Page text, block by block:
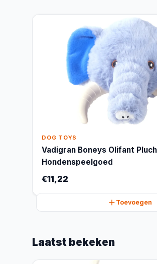
DOG TOYS
Vadigran Boneys Olifant
Hondenspeelgoed
€11,22
Toevoegen
Laatst bekeken